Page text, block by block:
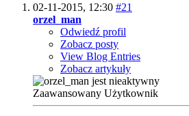
02-11-2015, 12:30 #21
orzel_man
Odwiedź profil
Zobacz posty
View Blog Entries
Zobacz artykuły
Zaawansowany Użytkownik